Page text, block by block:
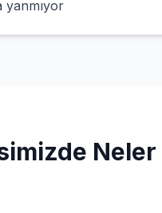
yanmıyor
Neler